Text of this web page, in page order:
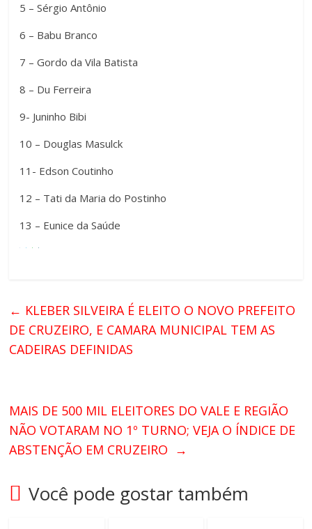
5 – Sérgio Antônio
6 – Babu Branco
7 – Gordo da Vila Batista
8 – Du Ferreira
9- Juninho Bibi
10 – Douglas Masulck
11- Edson Coutinho
12 – Tati da Maria do Postinho
13 – Eunice da Saúde
← KLEBER SILVEIRA É ELEITO O NOVO PREFEITO
DE CRUZEIRO, E CAMARA MUNICIPAL TEM AS
CADEIRAS DEFINIDAS
MAIS DE 500 MIL ELEITORES DO VALE E REGIÃO
NÃO VOTARAM NO 1º TURNO; VEJA O ÍNDICE DE
ABSTENÇÃO EM CRUZEIRO →
Você pode gostar também